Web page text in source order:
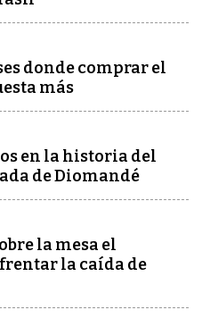
donde comprar el
más
en la historia del
de Diomandé
la mesa el
la caída de